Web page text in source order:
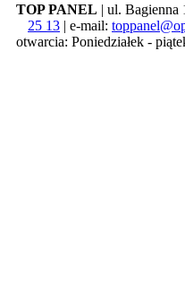
TOP PANEL | ul. Bagienna
25 13 | e-mail:
otwarcia: Poniedziałek -